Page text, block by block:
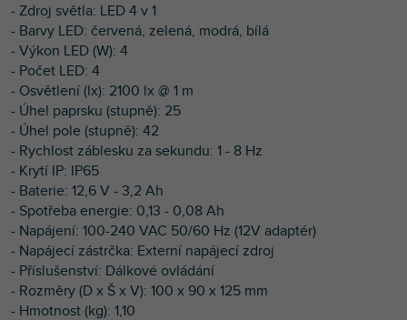
- Zdroj světla: LED 4 v 1
- Barvy LED: červená, zelená, modrá, bílá
- Výkon LED (W): 4
- Počet LED: 4
- Osvětlení (lx): 2100 lx @ 1 m
- Úhel paprsku (stupně): 25
- Úhel pole (stupně): 42
- Rychlost záblesku za sekundu: 1 - 8 Hz
- Krytí IP: IP65
- Baterie: 12,6 V - 3,2 Ah
- Spotřeba energie: 0,13 - 0,08 Ah
- Napájení: 100-240 VAC 50/60 Hz (12V adaptér)
- Napájecí zástrčka: Externí napájecí zdroj
- Příslušenství: Dálkové ovládání
- Rozměry (D x Š x V): 100 x 90 x 125 mm
- Hmotnost (kg): 1,10